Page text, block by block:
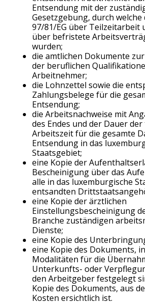
Entsendung mit der
Gesetzgebung, durch welche
97/81/EG über Teilzeitarbeit
über befristete
wurden;
die amtlichen Dokumente
der beruflichen
Arbeitnehmer;
die Lohnzettel sowie die
Zahlungsbelege für die
Entsendung;
die Arbeitsnachweise mit
des Endes und der Dauer
Arbeitszeit für die gesamte
Entsendung in das
Staatsgebiet;
eine Kopie der
Bescheinigung über das
alle in das luxemburgische
entsandten
eine Kopie der ärztlichen
Einstellungsbescheinigung
Branche zuständigen
Dienste;
eine Kopie des
eine Kopie des Dokuments,
Modalitäten für die
Unterkunfts- oder
den Arbeitgeber festgelegt
Kopie des Dokuments, aus
Kosten ersichtlich ist.